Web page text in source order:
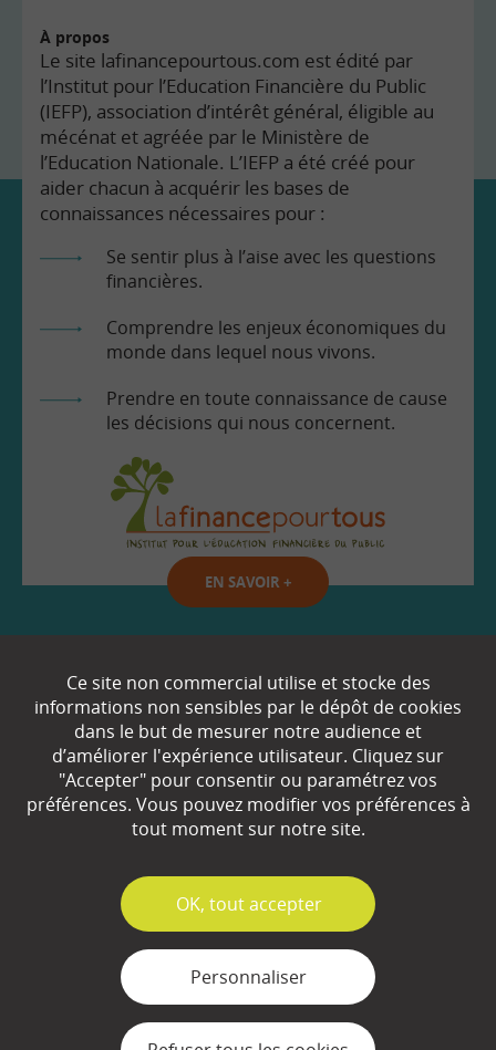
À propos
Le site lafinancepourtous.com est édité par
l’Institut pour l’Education Financière du Public
(IEFP), association d’intérêt général, éligible au
mécénat et agréée par le Ministère de
l’Education Nationale. L’IEFP a été créé pour
aider chacun à acquérir les bases de
connaissances nécessaires pour :
Se sentir plus à l’aise avec les questions
financières.
Comprendre les enjeux économiques du
monde dans lequel nous vivons.
Prendre en toute connaissance de cause
les décisions qui nous concernent.
EN SAVOIR +
Partenaires
Espace Presse
Plan du site
Mentions légales
Ce site non commercial utilise et stocke des
informations non sensibles par le dépôt de cookies
dans le but de mesurer notre audience et
d’améliorer l'expérience utilisateur. Cliquez sur
"Accepter" pour consentir ou paramétrez vos
préférences. Vous pouvez modifier vos préférences à
tout moment sur notre site.
✓
OK, tout accepter
Personnaliser